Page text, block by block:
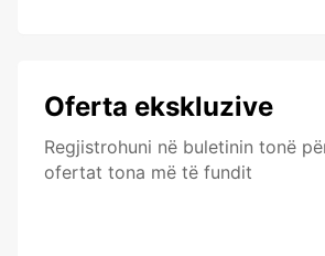
Oferta ekskluzive
Regjistrohuni në buletinin tonë
ofertat tona më të fundit